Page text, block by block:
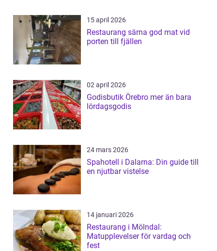
15 april 2026
Restaurang särna god mat vid
porten till fjällen
02 april 2026
Godisbutik Örebro mer än bara
lördagsgodis
24 mars 2026
Spahotell i Dalarna: Din guide till
en njutbar vistelse
14 januari 2026
Restaurang i Mölndal:
Matupplevelser för vardag och
fest